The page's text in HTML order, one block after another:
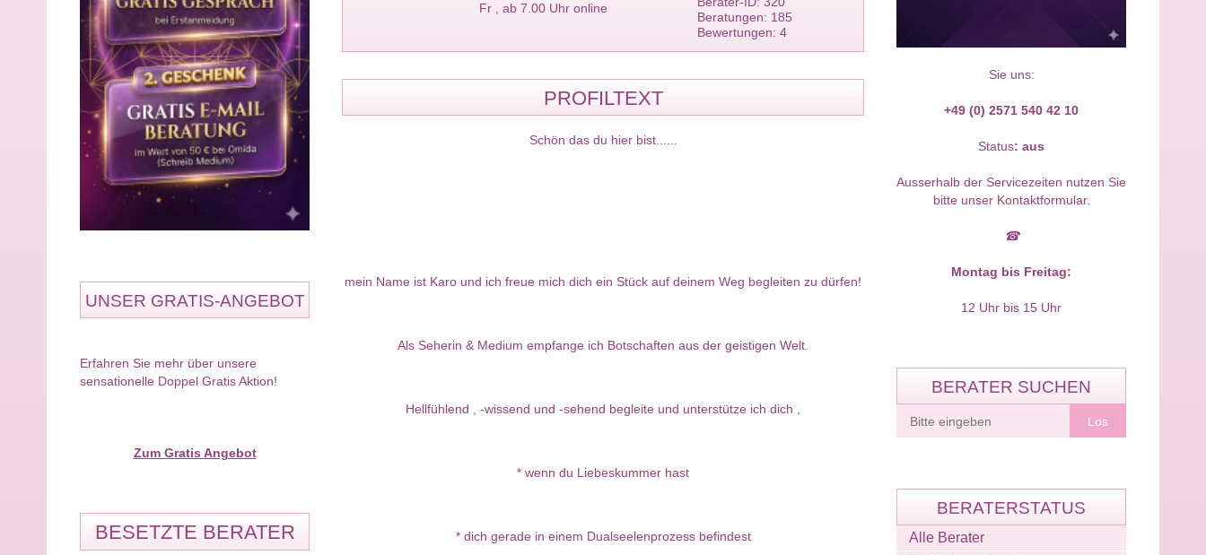
UNSER GRATIS-ANGEBOT
Erfahren Sie mehr über unsere
sensationelle Doppel Gratis Aktion!
Zum Gratis Angebot
BESETZTE BERATER
Fr , ab 7.00 Uhr online
Beratungen: 185
Bewertungen: 4
PROFILTEXT
Schön das du hier bist......
mein Name ist Karo und ich freue mich dich ein Stück auf deinem Weg begleiten zu dürfen!
Als Seherin & Medium empfange ich Botschaften aus der geistigen Welt.
Hellfühlend , -wissend und -sehend begleite und unterstütze ich dich ,
* wenn du Liebeskummer hast
* dich gerade in einem Dualseelenprozess befindest
Sie uns:
+49 (0) 2571 540 42 10
Status: aus
Ausserhalb der Servicezeiten nutzen Sie
bitte unser Kontaktformular.
☎
Montag bis Freitag:
12 Uhr bis 15 Uhr
BERATER SUCHEN
finden
BERATERSTATUS
Alle Berater